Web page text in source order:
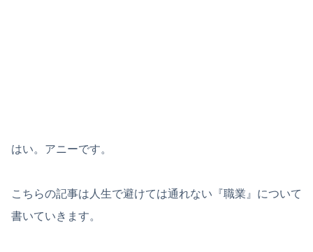
はい。アニーです。
こちらの記事は人生で避けては通れない『職業』について
書いていきます。